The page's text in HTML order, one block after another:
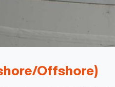
Offshore)